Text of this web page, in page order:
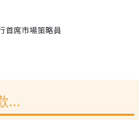
首席市場策略員
...